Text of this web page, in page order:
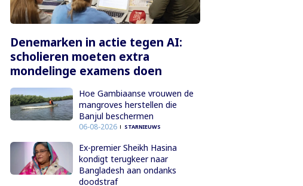
Denemarken in actie tegen AI:
scholieren moeten extra
mondelinge examens doen
Hoe Gambiaanse vrouwen de
mangroves herstellen die
Banjul beschermen
06-08-2026 STARNIEUWS
Ex-premier Sheikh Hasina
kondigt terugkeer naar
Bangladesh aan ondanks
doodstraf